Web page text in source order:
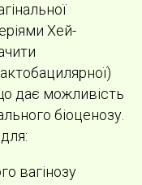
Хей-
дає можливість
біоценозу.
вагінозу